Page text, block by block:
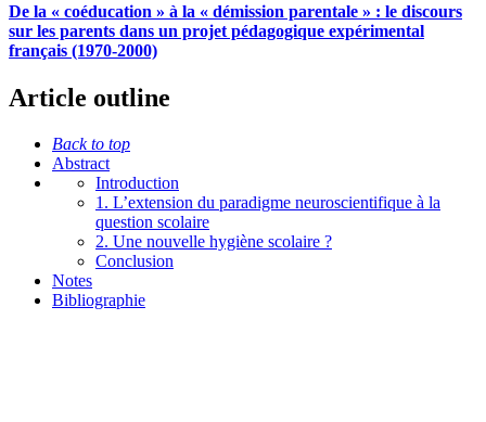
De la « coéducation » à la « démission parentale » : le discours
sur les parents dans un projet pédagogique expérimental
français (1970-2000)
Article outline
Back to top
Abstract
Introduction
1. L’extension du paradigme neuroscientifique à la
question scolaire
2. Une nouvelle hygiène scolaire ?
Conclusion
Notes
Bibliographie